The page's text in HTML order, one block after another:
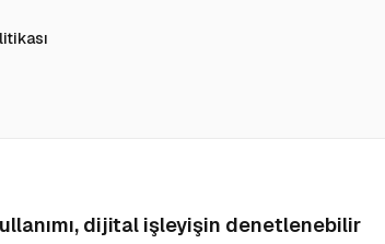
dijital işleyişin denetlenebilir